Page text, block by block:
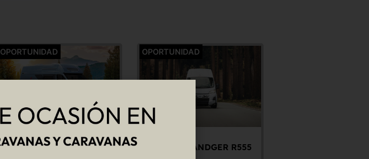
OPORTUNIDAD
4 plazas RAPIDO V65 XL
OPORTUNIDAD
5 plazas RANDGER R555